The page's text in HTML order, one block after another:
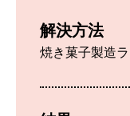
解決方法
焼き菓子製造